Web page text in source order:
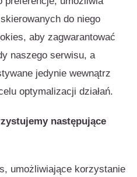
do niego
aby zagwarantować
naszego serwisu, a
jedynie wewnątrz
optymalizacji działań.
następujące
umożliwiające korzystanie